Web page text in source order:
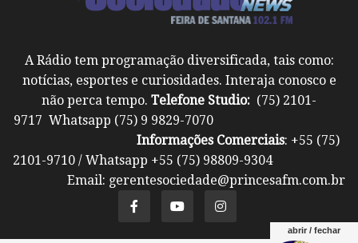
A Rádio tem programação diversificada, tais como:
notícias, esportes e curiosidades. Interaja conosco e
não perca tempo. Telefone Studio: (75) 2101-
9717 Whatsapp (75) 9 9829-7070
Informações Comerciais: +55 (75)
2101-9710 / Whatsapp +55 (75) 98809-9304
Email: gerentesociedade@princesafm.com.br
abrir / fechar